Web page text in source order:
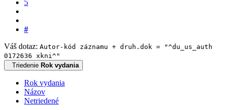
5
#
Váš dotaz: Autor-kód záznamu + druh.dok = "^du_us_auth
0172636 xkni^"
Triedenie Rok vydania
Rok vydania
Názov
Netriedené